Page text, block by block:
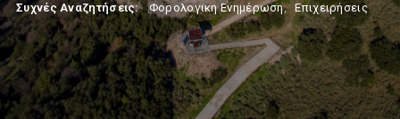
Συχνές Αναζητήσεις: Φορολογικη Ενημέρωση, Επιχειρήσεις